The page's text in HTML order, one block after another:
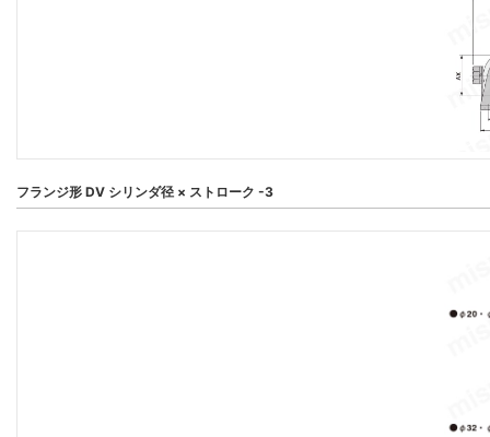
フランジ形 DV シリンダ径 × ストローク -3